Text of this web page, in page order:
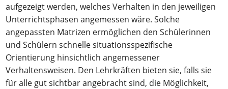
aufgezeigt werden, welches Verhalten in den jeweiligen
Unterrichtsphasen angemessen wäre. Solche
angepassten Matrizen ermöglichen den Schülerinnen
und Schülern schnelle situationsspezifische
Orientierung hinsichtlich angemessener
Verhaltensweisen. Den Lehrkräften bieten sie, falls sie
für alle gut sichtbar angebracht sind, die Möglichkeit,